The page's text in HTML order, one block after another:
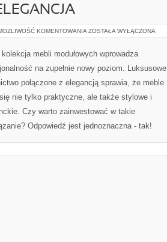
KOMENTOWANIA LUXUSOWE
FUNKCJONALNOŚĆ
ELEGANCJA
ZOSTAŁA WYŁĄCZONA
kolekcja mebli modułowych wprowadza
na zupełnie nowy poziom. Luksusowe
połączone z elegancją sprawia, że meble
nie tylko praktyczne, ale także stylowe i
Czy warto zainwestować w takie
Odpowiedź jest jednoznaczna - tak!